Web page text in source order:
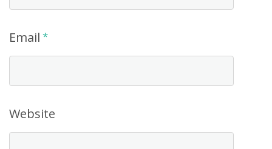
Email *
Website